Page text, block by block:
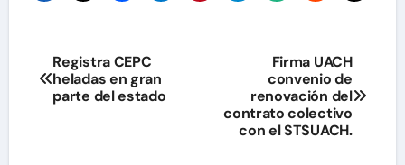
Navegación
de
Registra CEPC
heladas en gran
parte del estado
Firma UACH
convenio de
renovación del
contrato colectivo
con el STSUACH.